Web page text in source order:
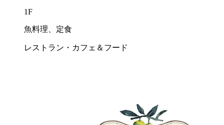
1F
魚料理、定食
レストラン・カフェ＆フード